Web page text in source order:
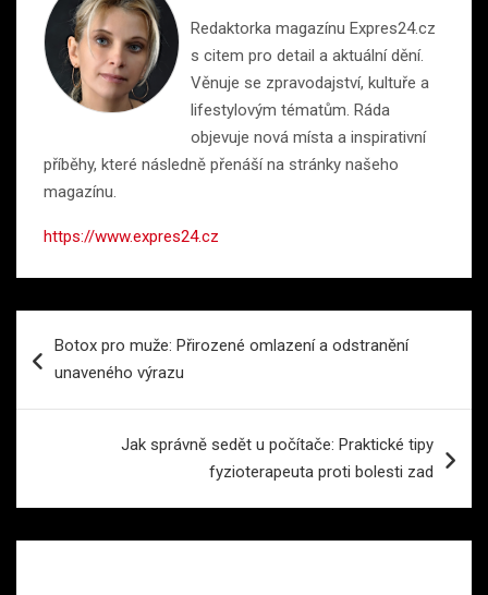
Redaktorka magazínu Expres24.cz
s citem pro detail a aktuální dění.
Věnuje se zpravodajství, kultuře a
lifestylovým tématům. Ráda
objevuje nová místa a inspirativní
příběhy, které následně přenáší na stránky našeho
magazínu.
https://www.expres24.cz
proBotox pro muže: Přirozené omlazení a odstranění
unaveného výrazu
Jak správně sedět u počítače: Praktické tipy
fyzioterapeuta proti bolesti zad